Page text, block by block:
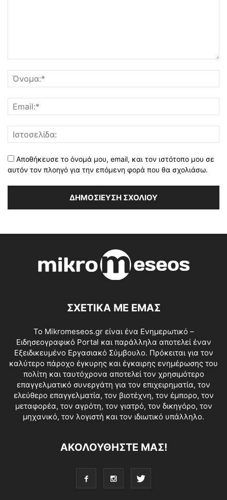
Αποθήκευσε το όνομά μου, email, και τον ιστότοπο μου σε
αυτόν τον πλοηγό για την επόμενη φορά που θα σχολιάσω.
ΣΧΕΤΙΚΑ ΜΕ ΕΜΑΣ
Το Mikromeseos.gr είναι ένα Ενημερωτικό –
Ειδησεογραφικό Portal και παράλληλα αποτελεί έναν
Εξειδικευμένο Εργασιακό Σύμβουλο. Πρόκειται για τον
καλύτερο πάροχο έγκυρης και έγκαιρης ενημέρωσης του
πολίτη και ταυτόχρονα αποτελεί τον χρησιμότερο
επαγγελματικό συνεργάτη για τον επιχειρηματία, τον
ελεύθερο επαγγελματία, τον βιοτέχνη, τον έμπορο, τον
μεταφορέα, τον αγρότη, τον γιατρό, τον δικηγόρο, τον
μηχανικό, τον λογιστή και τον ιδιωτικό υπάλληλο.
ΑΚΟΛΟΥΘΗΣΤΕ ΜΑΣ!